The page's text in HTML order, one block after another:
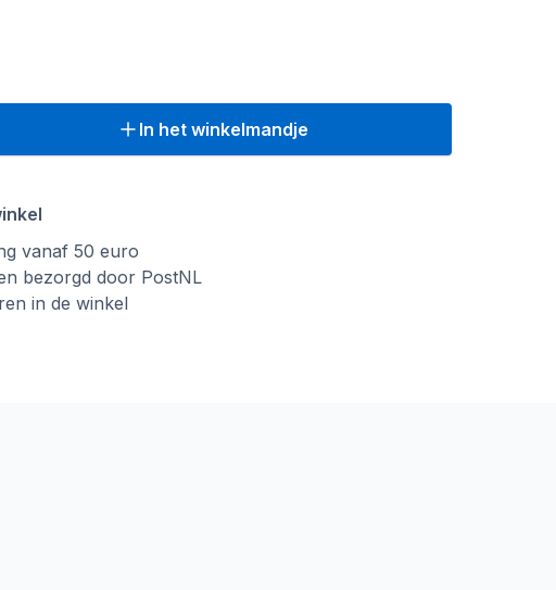
In het winkelmandje
vanaf 50 euro
bezorgd door PostNL
in de winkel